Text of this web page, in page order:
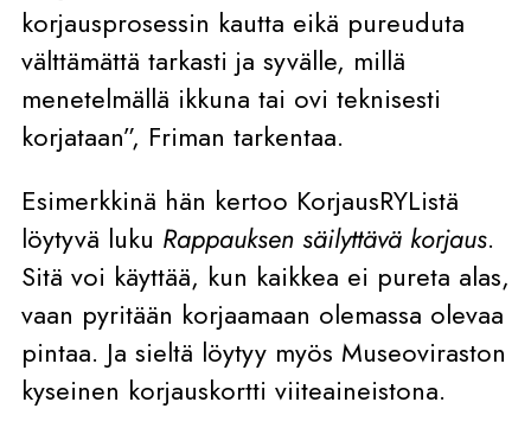
korjausprosessin kautta eikä pureuduta
välttämättä tarkasti ja syvälle, millä
menetelmällä ikkuna tai ovi teknisesti
korjataan”, Friman tarkentaa.
Esimerkkinä hän kertoo KorjausRYListä
löytyvä luku Rappauksen säilyttävä korjaus.
Sitä voi käyttää, kun kaikkea ei pureta alas,
vaan pyritään korjaamaan olemassa olevaa
pintaa. Ja sieltä löytyy myös Museoviraston
kyseinen korjauskortti viiteaineistona.